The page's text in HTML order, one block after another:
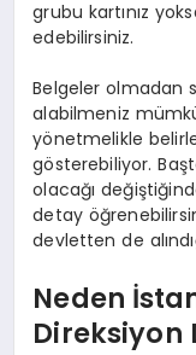
grubu kartınız
edebilirsiniz.
Belgeler olmadan
alabilmeniz
yönetmelikle
gösterebiliyor.
olacağı
detay
devletten de
Neden
Direksiyon